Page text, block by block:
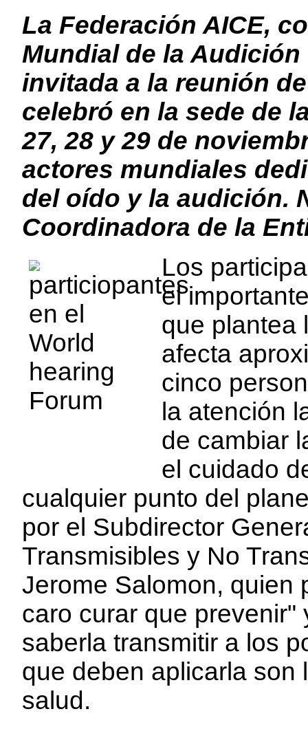
La Federación AICE,
Mundial de la
invitada a la reunión
celebró en la sede de
27, 28 y 29 de
actores mundiales
del oído y la audición.
Coordinadora de la
Los
el
que plantea
afecta
cinco
la atención
de cambiar
el cuidado
cualquier punto del
por el Subdirector
Transmisibles y No
Jerome Salomon, quien
caro curar que
saberla transmitir a los
que deben aplicarla son
salud.